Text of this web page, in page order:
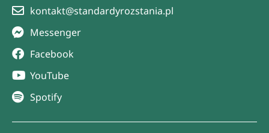
kontakt@standardyrozstania.pl
Messenger
Facebook
YouTube
Spotify